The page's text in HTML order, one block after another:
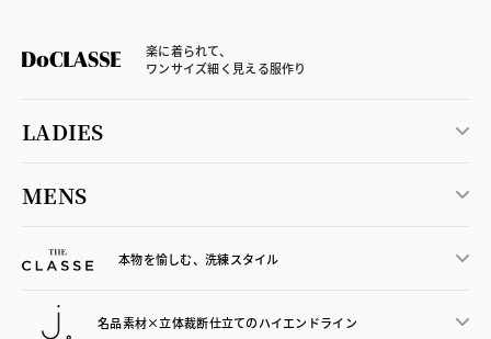
楽に着られて、
ワンサイズ細く見える服作り
LADIES
MENS
本物を愉しむ、洗練スタイル
名品素材×立体裁断仕立てのハイエンドライン